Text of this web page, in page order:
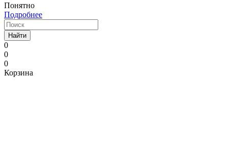
Понятно
Подробнее
Найти
0
0
0
Корзина